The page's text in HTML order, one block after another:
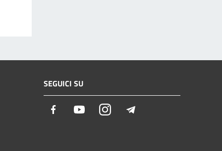
SEGUICI SU
Facebook YoutubeInstagram